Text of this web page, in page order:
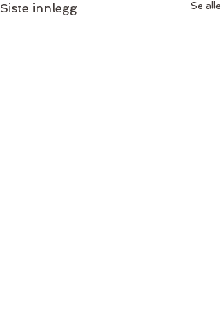
Siste innlegg Se alle